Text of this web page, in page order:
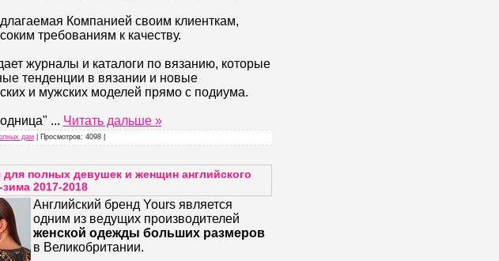
Компанией своим клиенткам,
требованиям к качеству.
журналы и каталоги по вязанию, которые
тенденции в вязании и новые
и мужских моделей прямо с подиума.
... Читать дальше »
дам| Просмотров: 4098 |
полных девушек и женщин английского
2017-2018
Английский бренд Yours является
одним из ведущих производителей
женской одежды больших размеров
в Великобритании.